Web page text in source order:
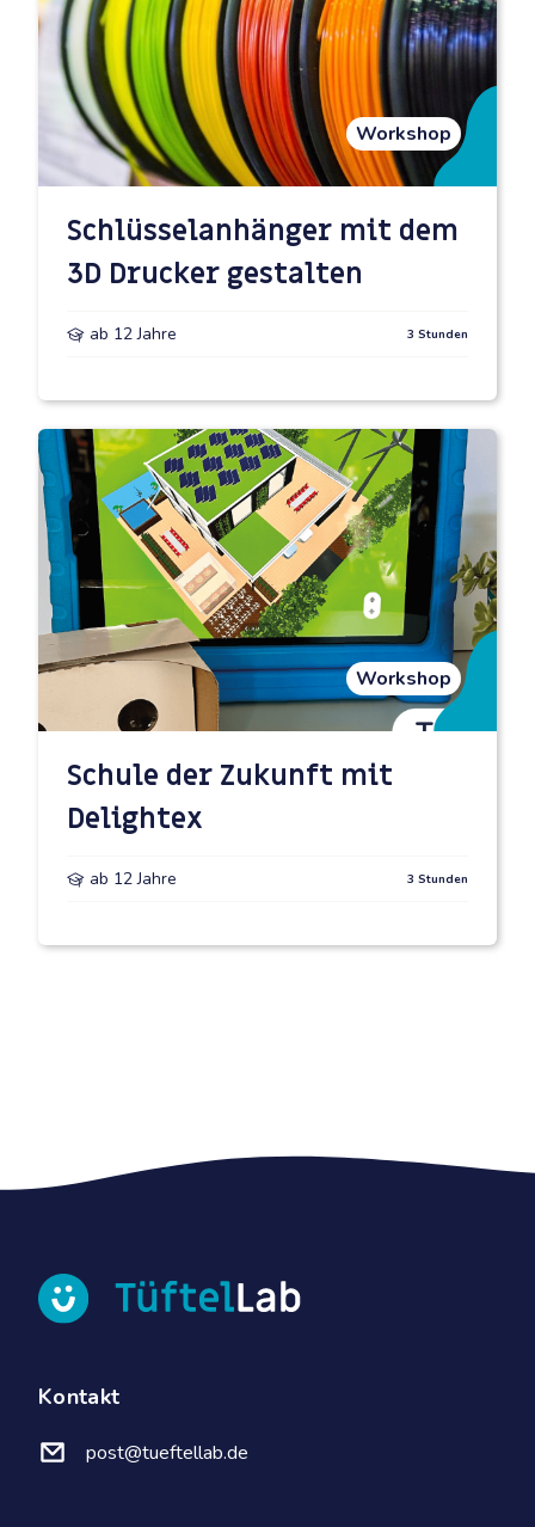
Workshop
Schlüsselanhänger mit dem
3D Drucker gestalten
ab 12 Jahre 3 Stunden
Workshop
Schule der Zukunft mit
Delightex
ab 12 Jahre 3 Stunden
Kontakt
post@tueftellab.de